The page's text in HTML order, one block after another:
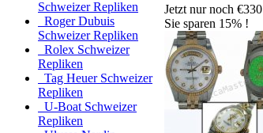
Schweizer Repliken
Roger Dubuis
Schweizer Repliken
Rolex Schweizer
Repliken
Tag Heuer Schweizer
Repliken
U-Boat Schweizer
Repliken
Jetzt nur noch €330
Sie sparen 15% !